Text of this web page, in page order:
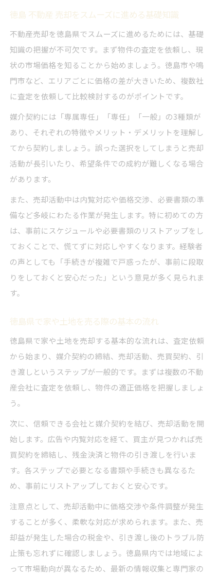
択基準
徳島 不動産 売却で高値成約を目指す戦略
税金や書類準備が不安な方への徳島県売却手続
き解説
徳島県で不動産売却時の税金対策と申告の
流れ
200万円売却時の税金計算と手元資金の目安
印紙税や登録免許税など売却時の必要経費
を整理
不動産売却に必要な書類と準備方法を徳島
県で解説
徳島 不動産 売却の税務相談先と相談タイミ
ング
信頼できる相談先選びと徳島県のポイント
不動産売却の相談先を徳島県で選ぶコツと
基準
徳島県 不動産会社一覧を活用した比較方法
い
売却後も安心できる徳島県不動産会社の選
トラブル回避のための不動産売却手続きポ
不動産売却で得をするための徳島県独自の
工夫
徳島 不動産 売却をスムーズに進める基礎知識
不動産売却を徳島県でスムーズに進めるためには、基礎
知識の把握が不可欠です。まず物件の査定を依頼し、現
状の市場価格を知ることから始めましょう。徳島市や鳴
門市など、エリアごとに価格の差が大きいため、複数社
に査定を依頼して比較検討するのがポイントです。
媒介契約には「専属専任」「専任」「一般」の3種類が
あり、それぞれの特徴やメリット・デメリットを理解し
てから契約しましょう。誤った選択をしてしまうと売却
活動が長引いたり、希望条件での成約が難しくなる場合
があります。
また、売却活動中は内覧対応や価格交渉、必要書類の準
備など多岐にわたる作業が発生します。特に初めての方
は、事前にスケジュールや必要書類のリストアップをし
ておくことで、慌てずに対応しやすくなります。経験者
の声としても「手続きが複雑で戸惑ったが、事前に段取
りをしておくと安心だった」という意見が多く見られま
す。
徳島県で家や土地を売る際の基本の流れ
徳島県で家や土地を売却する基本的な流れは、査定依頼
から始まり、媒介契約の締結、売却活動、売買契約、引
き渡しというステップが一般的です。まずは複数の不動
産会社に査定を依頼し、物件の適正価格を把握しましょ
う。
次に、信頼できる会社と媒介契約を結び、売却活動を開
始します。広告や内覧対応を経て、買主が見つかれば売
買契約を締結し、残金決済と物件の引き渡しを行いま
す。各ステップで必要となる書類や手続きも異なるた
め、事前にリストアップしておくと安心です。
注意点として、売却活動中に価格交渉や条件調整が発生
することが多く、柔軟な対応が求められます。また、売
却益が発生した場合の税金や、引き渡し後のトラブル防
止策も忘れずに確認しましょう。徳島県内では地域によ
って市場動向が異なるため、最新の情報収集と専門家の